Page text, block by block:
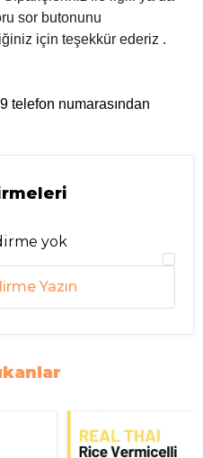
sor butonunu
için teşekkür ederiz .
telefon numarasından
yok
Yazın